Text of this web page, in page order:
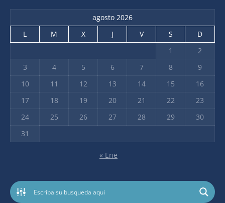
agosto 2026
L
M X J V S
D
1
2
3
4 5 6 7 8
9
10
11 12 13 14 15
16
17
18 19 20 21 22
23
24
25 26 27 28 29
30
31
« Ene